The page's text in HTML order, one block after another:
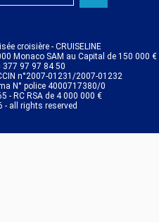
croisière - CRUISELINE
Monaco SAM au Capital de 150 000 €
377 97 97 84 50
n°2007-01231/2007-01232
N° police 4000717380/0
- RC RSA de 4 000 000 €
- all rights reserved